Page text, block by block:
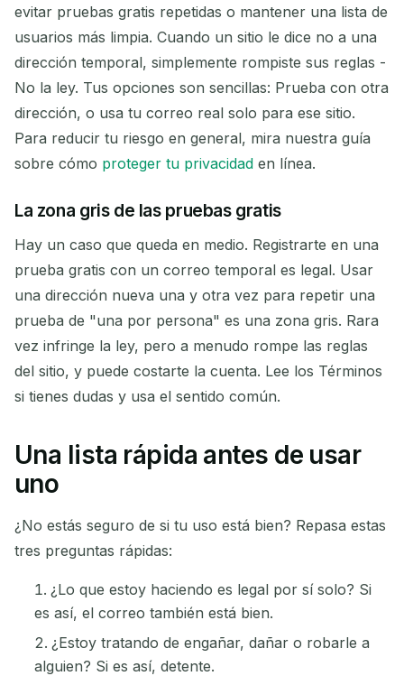
evitar pruebas gratis repetidas o mantener una lista de
usuarios más limpia. Cuando un sitio le dice no a una
dirección temporal, simplemente rompiste sus reglas -
No la ley. Tus opciones son sencillas: Prueba con otra
dirección, o usa tu correo real solo para ese sitio.
Para reducir tu riesgo en general, mira nuestra guía
sobre cómo proteger tu privacidad en línea.
La zona gris de las pruebas gratis
Hay un caso que queda en medio. Registrarte en una
prueba gratis con un correo temporal es legal. Usar
una dirección nueva una y otra vez para repetir una
prueba de "una por persona" es una zona gris. Rara
vez infringe la ley, pero a menudo rompe las reglas
del sitio, y puede costarte la cuenta. Lee los Términos
si tienes dudas y usa el sentido común.
Una lista rápida antes de usar
uno
¿No estás seguro de si tu uso está bien? Repasa estas
tres preguntas rápidas:
¿Lo que estoy haciendo es legal por sí solo? Si
es así, el correo también está bien.
¿Estoy tratando de engañar, dañar o robarle a
alguien? Si es así, detente.